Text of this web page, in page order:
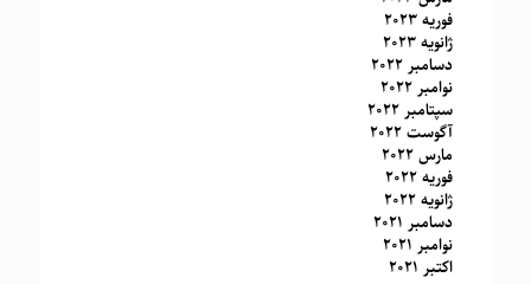
فوریه 2023
ژانویه 2023
دسامبر 2022
نوامبر 2022
سپتامبر 2022
آگوست 2022
مارس 2022
فوریه 2022
ژانویه 2022
دسامبر 2021
نوامبر 2021
اکتبر 2021